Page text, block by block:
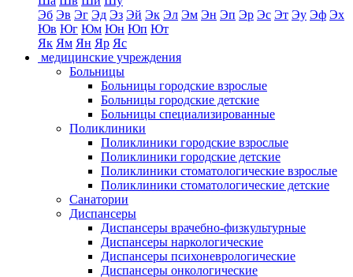
Эб Эв Эг Эд Эз Эй Эк Эл Эм Эн Эп Эр Эс Эт Эу Эф Эх
Юв Юг Юм Юн Юп Ют
Як Ям Ян Яр Яс
медицинские учреждения
Больницы
Больницы городские взрослые
Больницы городские детские
Больницы специализированные
Поликлиники
Поликлиники городские взрослые
Поликлиники городские детские
Поликлиники стоматологические взрослые
Поликлиники стоматологические детские
Санатории
Диспансеры
Диспансеры врачебно-физкультурные
Диспансеры наркологические
Диспансеры психоневрологические
Диспансеры онкологические